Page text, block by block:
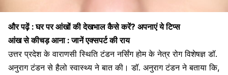
और पढ़ें :घर पर आंखों की देखभाल कैसे करें? अपनाएं ये टिप्स
आंख से कीचड़ आना : जानें एक्सपर्ट की राय
उत्तर प्रदेश के वाराणसी स्थिति टंडन नर्सिंग होम के नेत्र रोग विशेषज्ञ डॉ.
अनुराग टंडन सेहैलो स्वास्थ्य ने बात की। डॉ. अनुराग टंडन ने बताया कि,